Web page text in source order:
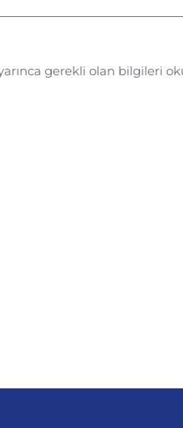
gerekli olan bilgileri